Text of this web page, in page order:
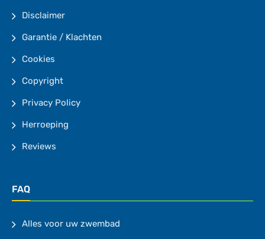
Disclaimer
Garantie / Klachten
Cookies
Copyright
Privacy Policy
Herroeping
Reviews
FAQ
Alles voor uw zwembad